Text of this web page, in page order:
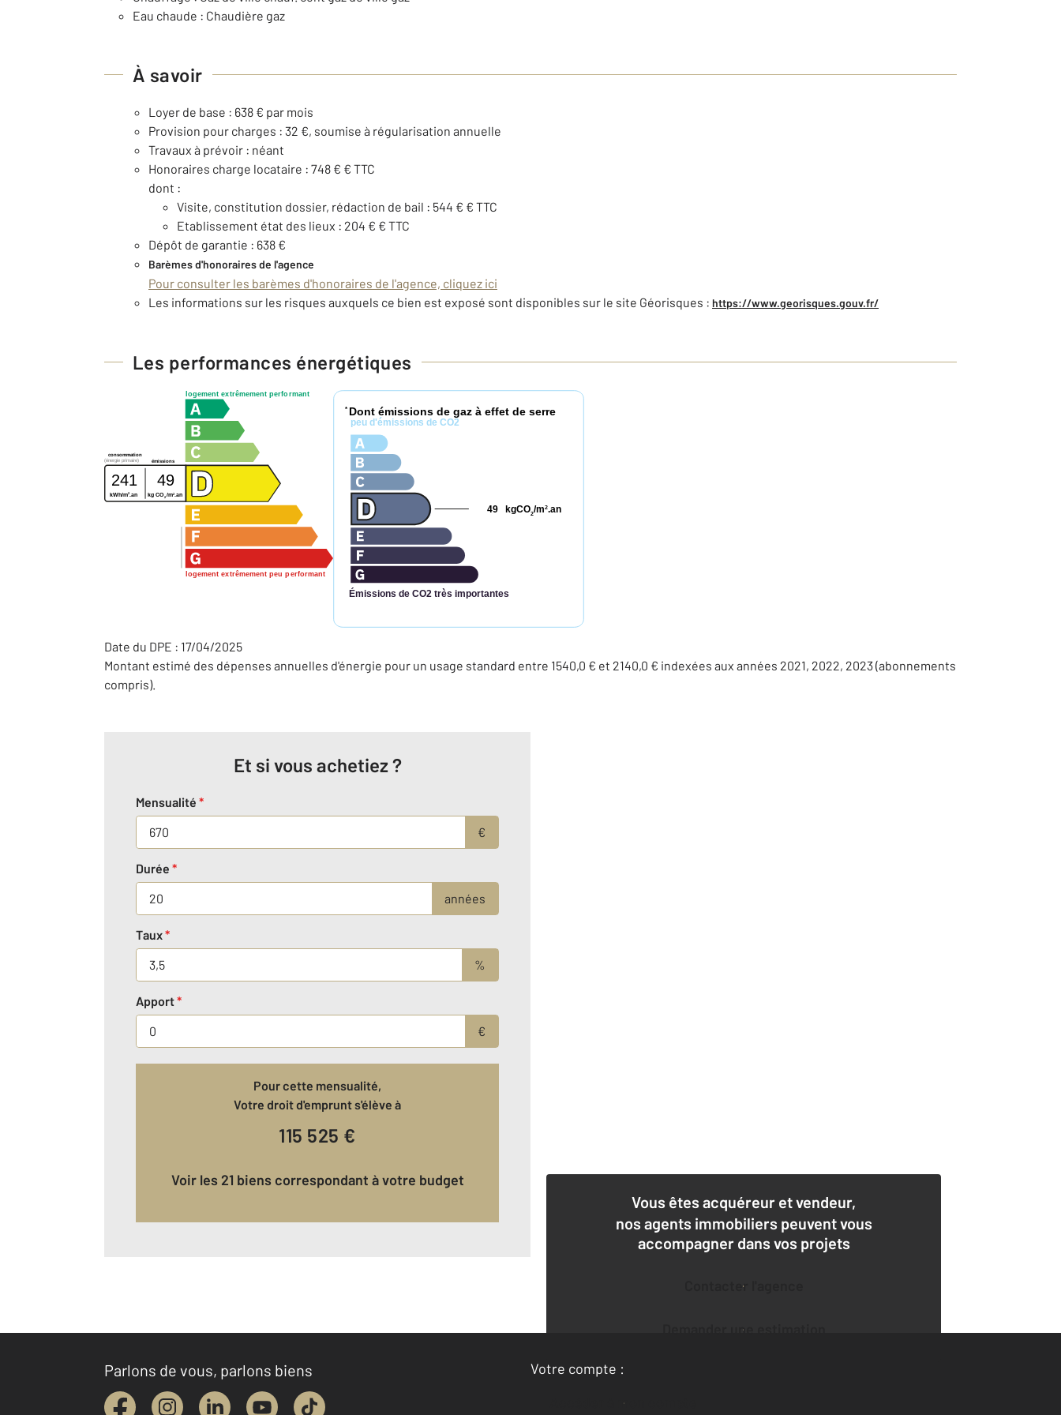
Eau chaude : Chaudière gaz
À savoir
Loyer de base : 638 € par mois
Provision pour charges : 32 €, soumise à régularisation annuelle
Travaux à prévoir : néant
Honoraires charge locataire : 748 € € TTC
dont :
Visite, constitution dossier, rédaction de bail : 544 € € TTC
Etablissement état des lieux : 204 € € TTC
Dépôt de garantie : 638 €
Barèmes d'honoraires de l'agence
Pour consulter les barèmes d'honoraires de l'agence, cliquez ici
Les informations sur les risques auxquels ce bien est exposé sont disponibles sur le site Géorisques : https://www.georisques.gouv.fr/
Les performances énergétiques
logement extrêmement performant
logement extrêmement peu performant
consommation
émissions
(énergie primaire)
241 49
kWh/m2 .an kg CO2 /m2 .an
* Dont émissions de gaz à effet de serre
peu d'émissions de CO2
Émissions de CO2 très importantes
kgCO2/m2.an
49
Date du DPE : 17/04/2025
Montant estimé des dépenses annuelles d'énergie pour un usage standard entre 1540,0 € et 2140,0 € indexées aux années 2021, 2022, 2023 (abonnements
compris).
Et si vous achetiez ?
Mensualité *
€
Durée *
années
Taux*
%
Apport*
€
Pour cette mensualité,
Votre droit d'emprunt s'élève à
115 525 €
Voir les 21 biens correspondant à votre budget
Vous êtes acquéreur et vendeur,
nos agents immobiliers peuvent vous
accompagner dans vos projets
Contacter l'agence
Demander une estimation
Parlons de vous, parlons biens
Votre compte :
Accéder à mon compte